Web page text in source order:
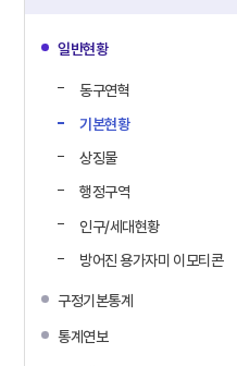
일반현황
동구연혁
기본현황
상징물
행정구역
인구/세대현황
방어진 용가자미 이모티콘
구정기본통계
통계연보